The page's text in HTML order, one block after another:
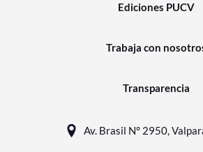
Ediciones PUCV
Trabaja con
Transparencia
Av. Brasil N° 2950,